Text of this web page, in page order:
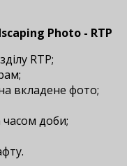
Photo - RTP
RTP;
вкладене фото;
доби;